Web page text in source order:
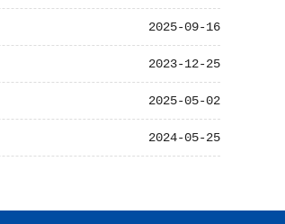
2025-09-16
2023-12-25
2025-05-02
2024-05-25